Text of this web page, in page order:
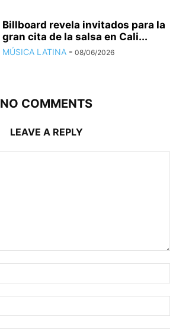
Billboard revela invitados para la
gran cita de la salsa en Cali...
MÚSICA LATINA - 08/06/2026
NO COMMENTS
LEAVE A REPLY